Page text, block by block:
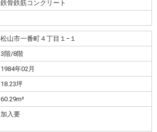
鉄骨鉄筋コンクリート
松山市一番町４丁目１−１
3階/8階
1984年02月
18.23坪
60.29m²
加入要